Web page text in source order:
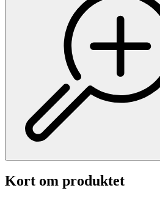
Kort om produktet